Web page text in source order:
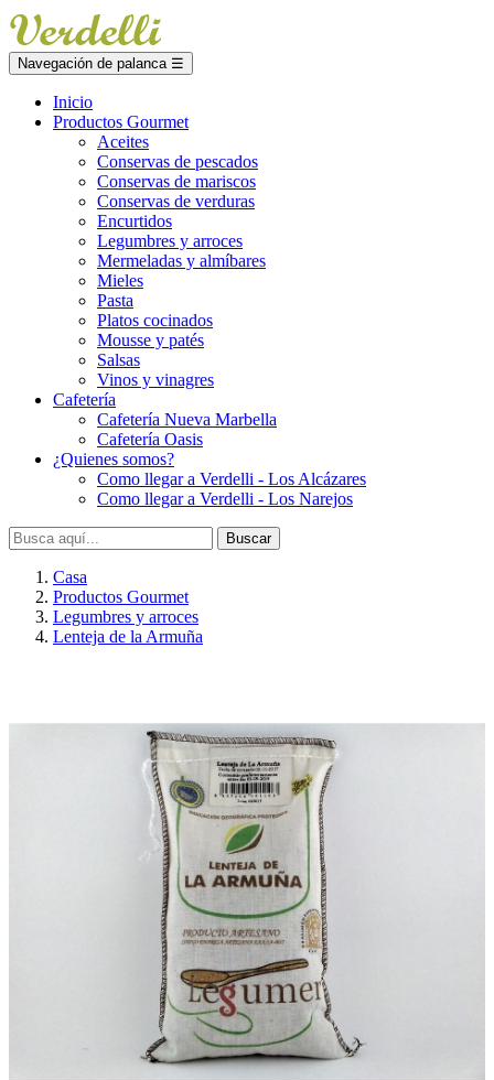
Navegación de palanca ☰
Inicio
Productos Gourmet
Aceites
Conservas de pescados
Conservas de mariscos
Conservas de verduras
Encurtidos
Legumbres y arroces
Mermeladas y almíbares
Mieles
Pasta
Platos cocinados
Mousse y patés
Salsas
Vinos y vinagres
Cafetería
Cafetería Nueva Marbella
Cafetería Oasis
¿Quienes somos?
Como llegar a Verdelli - Los Alcázares
Como llegar a Verdelli - Los Narejos
Buscar
Casa
Productos Gourmet
Legumbres y arroces
Lenteja de la Armuña